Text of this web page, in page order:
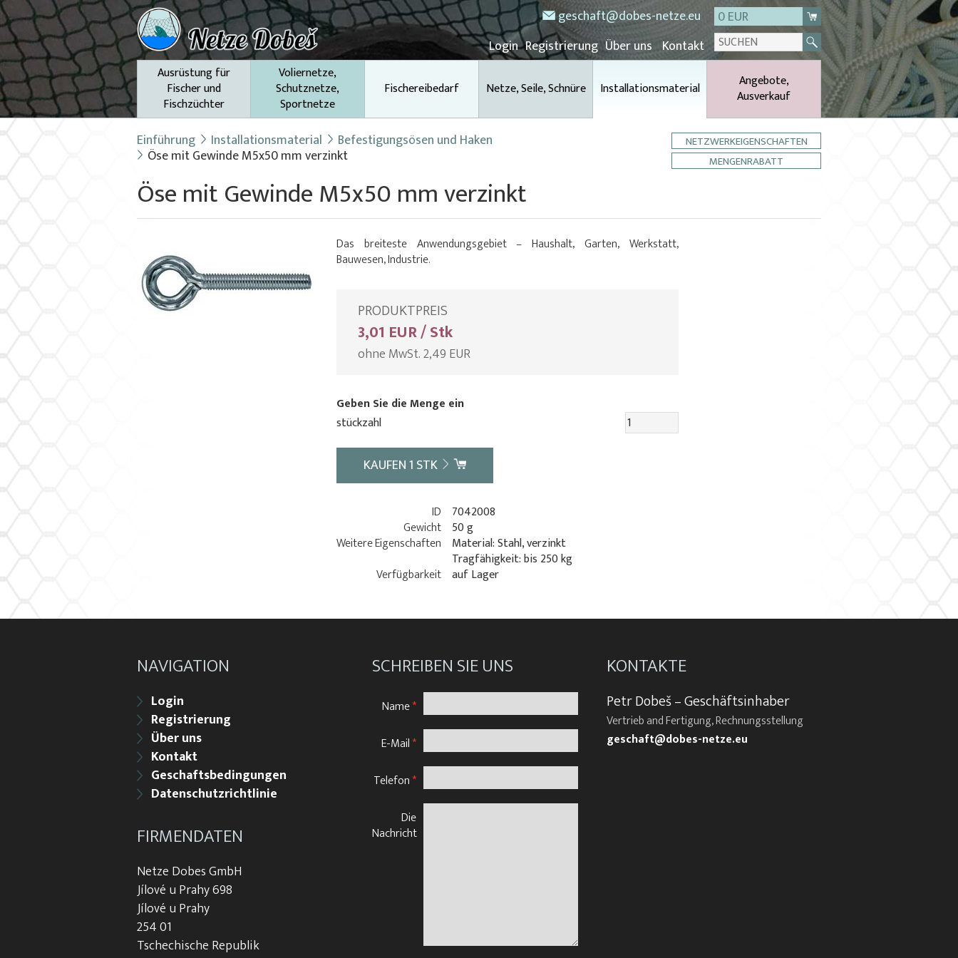
geschaft@dobes-netze.eu
0 EUR
Login Registrierung Über uns Kontakt
Ausrüstung für
Fischer und
Fischzüchter
Voliernetze,
Schutznetze,
Sportnetze
Fischereibedarf Netze, Seile, Schnüre Installationsmaterial
Angebote,
Ausverkauf
Einführung Installationsmaterial Befestigungsösen und Haken
Öse mit Gewinde M5x50 mm verzinkt
NETZWERKEIGENSCHAFTEN
MENGENRABATT
Öse mit Gewinde M5x50 mm verzinkt
Das breiteste Anwendungsgebiet – Haushalt, Garten, Werkstatt,
Bauwesen, Industrie.
PRODUKTPREIS
3,01 EUR / Stk
ohne MwSt. 2,49 EUR
Geben Sie die Menge ein
stückzahl
KAUFEN1 STK
ID
7042008
Gewicht 50 g
Weitere Eigenschaften
Material: Stahl, verzinkt
Tragfähigkeit: bis 250 kg
Verfügbarkeit auf Lager
NAVIGATION
Login
Registrierung
Über uns
Kontakt
Geschaftsbedingungen
Datenschutzrichtlinie
FIRMENDATEN
Netze Dobes GmbH
Jílové u Prahy 698
Jílové u Prahy
254 01
Tschechische Republik
SCHREIBEN SIE UNS
Name*
E-Mail*
Telefon*
Die
Nachricht
KONTAKTE
Petr Dobeš – Geschäftsinhaber
Vertrieb and Fertigung, Rechnungsstellung
geschaft@dobes-netze.eu